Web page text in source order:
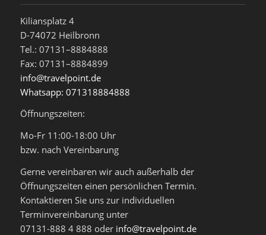
Kiliansplatz 4
D-74072 Heilbronn
Tel.: 07131–8884888
Fax: 07131–8884899
info@travelpoint.de
Whatsapp: 071318884888
Öffnungszeiten:
Mo-Fr 11:00-18:00 Uhr
bzw. nach Vereinbarung
Gerne vereinbaren wir auch außerhalb der
Öffnungszeiten einen persönlichen Termin.
Kontaktieren Sie uns zur individuellen
Terminvereinbarung unter
07131-888 4 888 oder info@travelpoint.de